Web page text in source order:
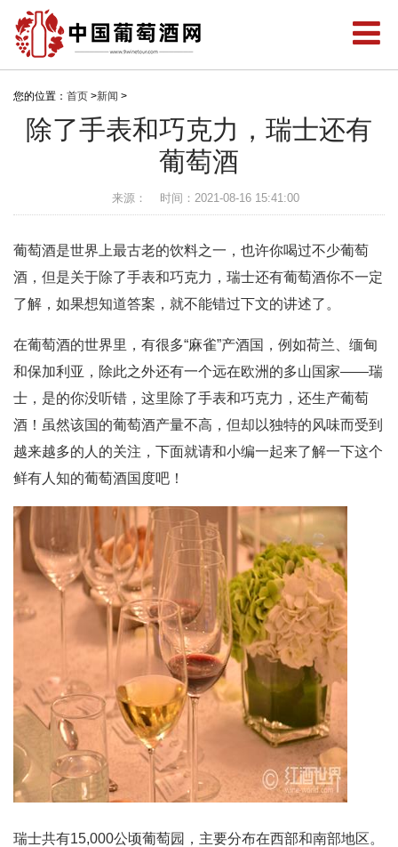
您的位置： 首页 >新闻 >
除了手表和巧克力，瑞士还有
葡萄酒
来源： 时间：2021-08-16 15:41:00
葡萄酒是世界上最古老的饮料之一，也许你喝过不少葡萄
酒，但是关于除了手表和巧克力，瑞士还有葡萄酒你不一定
了解，如果想知道答案，就不能错过下文的讲述了。
在葡萄酒的世界里，有很多“麻雀”产酒国，例如荷兰、缅甸
和保加利亚，除此之外还有一个远在欧洲的多山国家——瑞
士，是的你没听错，这里除了手表和巧克力，还生产葡萄
酒！虽然该国的葡萄酒产量不高，但却以独特的风味而受到
越来越多的人的关注，下面就请和小编一起来了解一下这个
鲜有人知的葡萄酒国度吧！
瑞士共有15,000公顷葡萄园，主要分布在西部和南部地区。